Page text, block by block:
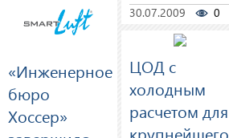
«Инженерное
бюро
Хоссер»
30.07.2009
0
ЦОД с
холодным
расчетом для
крупнейшего